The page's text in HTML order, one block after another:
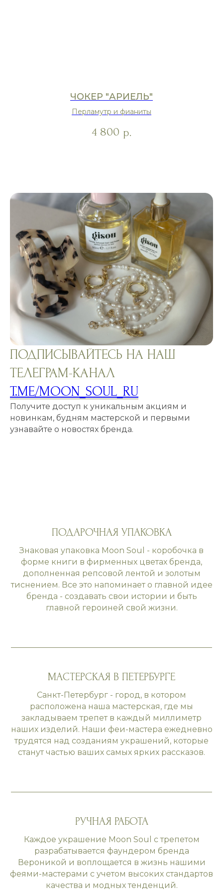
ЧОКЕР "АРИЕЛЬ"
Перламутр и фианиты
4 800 р.
ПОДПИСЫВАЙТЕСЬ НА НАШ
ТЕЛЕГРАМ-КАНАЛ
T.ME/MOON_SOUL_RU
Получите доступ к уникальным акциям и
новинкам, будням мастерской и первыми
узнавайте о новостях бренда.
ПОДАРОЧНАЯ УПАКОВКА
Знаковая упаковка Moon Soul - коробочка в
форме книги в фирменных цветах бренда,
дополненная репсовой лентой и золотым
тиснением. Все это напоминает о главной идее
бренда - создавать свои истории и быть
главной героиней свой жизни.
МАСТЕРСКАЯ В ПЕТЕРБУРГЕ
Санкт-Петербург - город, в котором
расположена наша мастерская, где мы
закладываем трепет в каждый миллиметр
наших изделий. Наши феи-мастера ежедневно
трудятся над созданиям украшений, которые
станут частью ваших самых ярких рассказов.
РУЧНАЯ РАБОТА
Каждое украшение Moon Soul с трепетом
разрабатывается фаундером бренда
Вероникой и воплощается в жизнь нашими
феями-мастерами с учетом высоких стандартов
качества и модных тенденций.